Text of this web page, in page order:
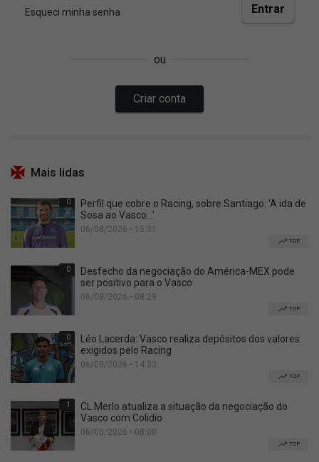
Mais lidas
0
Perfil que cobre o Racing, sobre Santiago: 'A ida de
Sosa ao Vasco...'
06/08/2026 • 15:31
TOP
0
Desfecho da negociação do América-MEX pode
ser positivo para o Vasco
06/08/2026 • 08:29
TOP
0
Léo Lacerda: Vasco realiza depósitos dos valores
exigidos pelo Racing
06/08/2026 • 14:33
TOP
1
CL Merlo atualiza a situação da negociação do
Vasco com Colidio
06/08/2026 • 08:00
TOP